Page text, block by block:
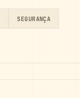
SEGURANÇA